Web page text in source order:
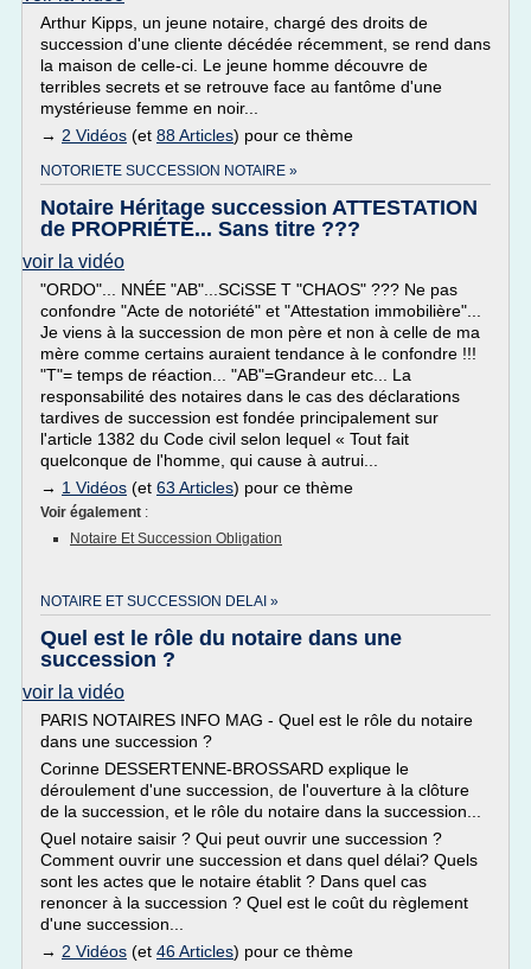
Arthur Kipps, un jeune notaire, chargé des droits de
succession d'une cliente décédée récemment, se rend dans
la maison de celle-ci. Le jeune homme découvre de
terribles secrets et se retrouve face au fantôme d'une
mystérieuse femme en noir...
→ 2 Vidéos (et 88 Articles) pour ce thème
NOTORIETE SUCCESSION NOTAIRE »
Notaire Héritage succession ATTESTATION
de PROPRIÉTÉ... Sans titre ???
voir la vidéo
"ORDO"... NNÉE "AB"...SCiSSE T "CHAOS" ??? Ne pas
confondre "Acte de notoriété" et "Attestation immobilière"...
Je viens à la succession de mon père et non à celle de ma
mère comme certains auraient tendance à le confondre !!!
"T"= temps de réaction... "AB"=Grandeur etc... La
responsabilité des notaires dans le cas des déclarations
tardives de succession est fondée principalement sur
l'article 1382 du Code civil selon lequel « Tout fait
quelconque de l'homme, qui cause à autrui...
→ 1 Vidéos (et 63 Articles) pour ce thème
Voir également :
Notaire Et Succession Obligation
NOTAIRE ET SUCCESSION DELAI »
Quel est le rôle du notaire dans une
succession ?
voir la vidéo
PARIS NOTAIRES INFO MAG - Quel est le rôle du notaire
dans une succession ?
Corinne DESSERTENNE-BROSSARD explique le
déroulement d'une succession, de l'ouverture à la clôture
de la succession, et le rôle du notaire dans la succession...
Quel notaire saisir ? Qui peut ouvrir une succession ?
Comment ouvrir une succession et dans quel délai? Quels
sont les actes que le notaire établit ? Dans quel cas
renoncer à la succession ? Quel est le coût du règlement
d'une succession...
→ 2 Vidéos (et 46 Articles) pour ce thème